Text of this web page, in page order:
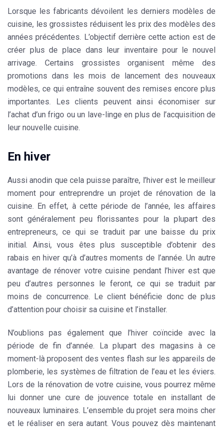
Lorsque les fabricants dévoilent les derniers modèles de
cuisine, les grossistes réduisent les prix des modèles des
années précédentes. L’objectif derrière cette action est de
créer plus de place dans leur inventaire pour le nouvel
arrivage. Certains grossistes organisent même des
promotions dans les mois de lancement des nouveaux
modèles, ce qui entraîne souvent des remises encore plus
importantes. Les clients peuvent ainsi économiser sur
l’achat d’un frigo ou un lave-linge en plus de l’acquisition de
leur nouvelle cuisine.
En hiver
Aussi anodin que cela puisse paraître, l’hiver est le meilleur
moment pour entreprendre un projet de rénovation de la
cuisine. En effet, à cette période de l’année, les affaires
sont généralement peu florissantes pour la plupart des
entrepreneurs, ce qui se traduit par une baisse du prix
initial. Ainsi, vous êtes plus susceptible d’obtenir des
rabais en hiver qu’à d’autres moments de l’année. Un autre
avantage de rénover votre cuisine pendant l’hiver est que
peu d’autres personnes le feront, ce qui se traduit par
moins de concurrence. Le client bénéficie donc de plus
d’attention pour choisir sa cuisine et l’installer.
N’oublions pas également que l’hiver coïncide avec la
période de fin d’année. La plupart des magasins à ce
moment-là proposent des ventes flash sur les appareils de
plomberie, les systèmes de filtration de l’eau et les éviers.
Lors de la rénovation de votre cuisine, vous pourrez même
lui donner une cure de jouvence totale en installant de
nouveaux luminaires. L’ensemble du projet sera moins cher
et le réaliser en sera autant. Vous pouvez dès maintenant